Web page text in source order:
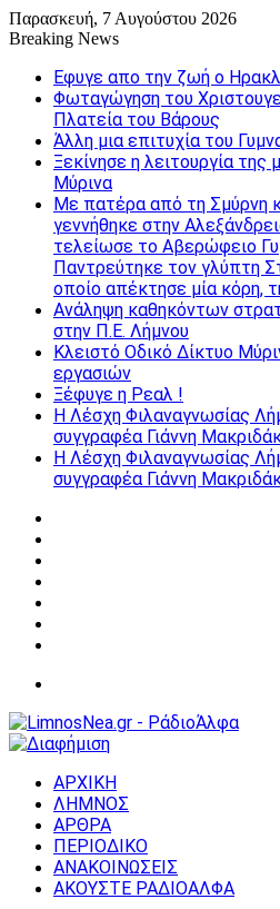
Παρασκευή, 7 Αυγούστου 2026
Breaking News
Εφυγε απο την ζωή o
Φωταγώγηση του
Πλατεία του Βάρους
Άλλη μια επιτυχία του
Ξεκίνησε η λειτουργία
Μύρινα
Με πατέρα από τη Σμύρνη
γεννήθηκε στην
τελείωσε το Αβερώφειο
Παντρεύτηκε τον γλύπτη
οποίο απέκτησε μία κόρη,
Ανάληψη καθηκόντων
στην Π.Ε. Λήμνου
Κλειστό Οδικό Δίκτυο
εργασιών
Ξέφυγε η Ρεαλ !
Η Λέσχη Φιλαναγνωσίας
συγγραφέα Γιάννη
Η Λέσχη Φιλαναγνωσίας
συγγραφέα Γιάννη
ΑΡΧΙΚΗ
ΛΗΜΝΟΣ
ΑΡΘΡΑ
ΠΕΡΙΟΔΙΚΟ
ΑΝΑΚΟΙΝΩΣΕΙΣ
ΑΚΟΥΣΤΕ ΡΑΔΙΟΑΛΦΑ